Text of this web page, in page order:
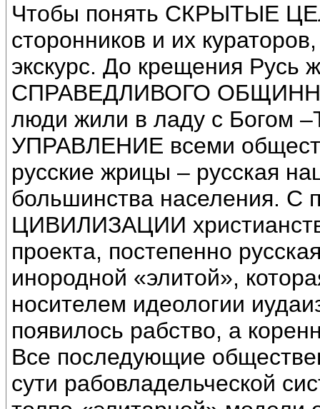
Чтобы понять СКРЫТЫЕ
сторонников и их
экскурс. До крещения
СПРАВЕДЛИВОГО
люди жили в ладу с Богом
УПРАВЛЕНИЕ всеми
русские жрицы – русская
большинства населения.
ЦИВИЛИЗАЦИИ
проекта, постепенно
инородной «элитой»,
носителем идеологии
появилось рабство, а
Все последующие
сути рабовладельческой